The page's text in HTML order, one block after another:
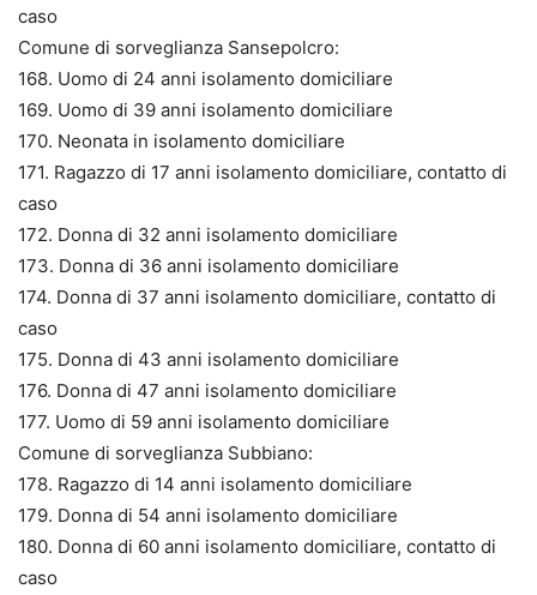
caso
Comune di sorveglianza Sansepolcro:
168. Uomo di 24 anni isolamento domiciliare
169. Uomo di 39 anni isolamento domiciliare
170. Neonata in isolamento domiciliare
171. Ragazzo di 17 anni isolamento domiciliare, contatto di
caso
172. Donna di 32 anni isolamento domiciliare
173. Donna di 36 anni isolamento domiciliare
174. Donna di 37 anni isolamento domiciliare, contatto di
caso
175. Donna di 43 anni isolamento domiciliare
176. Donna di 47 anni isolamento domiciliare
177. Uomo di 59 anni isolamento domiciliare
Comune di sorveglianza Subbiano:
178. Ragazzo di 14 anni isolamento domiciliare
179. Donna di 54 anni isolamento domiciliare
180. Donna di 60 anni isolamento domiciliare, contatto di
caso